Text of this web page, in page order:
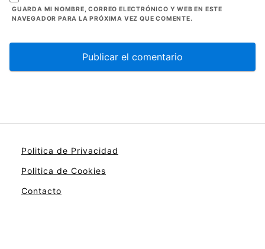
GUARDA MI NOMBRE, CORREO ELECTRÓNICO Y WEB EN ESTE
NAVEGADOR PARA LA PRÓXIMA VEZ QUE COMENTE.
Politica de Privacidad
Politica de Cookies
Contacto